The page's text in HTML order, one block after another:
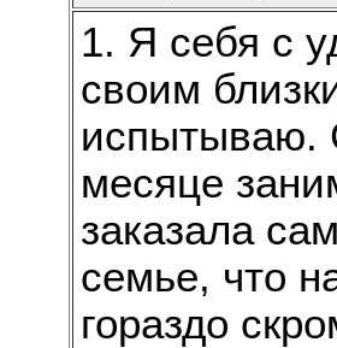
1. Я себя с
своим
испытываю.
месяце
заказала
семье, что
гораздо